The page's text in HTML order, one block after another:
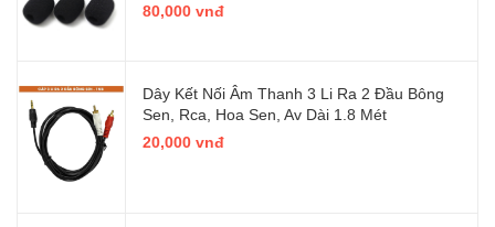
80,000 vnđ
Dây Kết Nối Âm Thanh 3 Li Ra 2 Đầu Bông
Sen, Rca, Hoa Sen, Av Dài 1.8 Mét
20,000 vnđ